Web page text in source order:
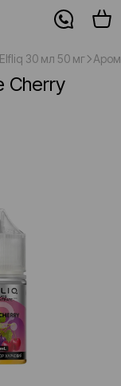
30 мл 50 мг
Cherry